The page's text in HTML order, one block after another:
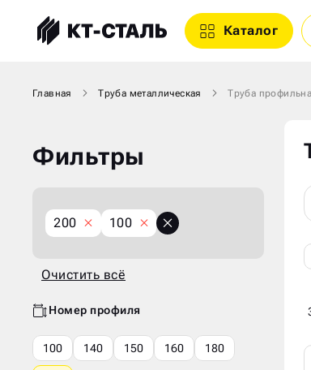
Каталог
Главная Труба металлическая Труба
Фильтры
200 X 100 X
Очистить
Очистить всё
Номер профиля
100 140 150 160 180